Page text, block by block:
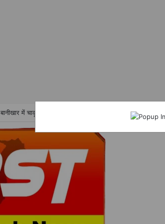
बानीखार में चाकू लहराकर धमकी देने वाला युवक गिरफ्तार, हथियार बरामद